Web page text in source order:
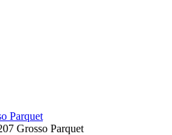
Parquet
Grosso Parquet